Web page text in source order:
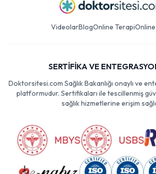
VideolarBlogOnline Terapi
SERTİFİKA VE
Doktorsitesi.com Sağlık Bakanlığı onaylı ve
platformudur. Sertifikaları ile tescillenmiş
sağlık hizmetlerine erişim